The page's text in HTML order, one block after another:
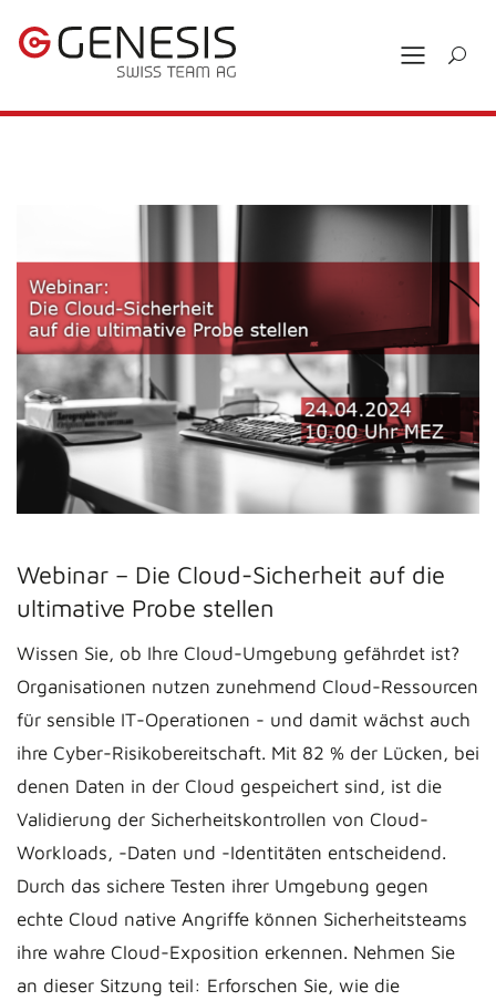
Webinar – Die Cloud-Sicherheit auf die
ultimative Probe stellen
Wissen Sie, ob Ihre Cloud-Umgebung gefährdet ist?
Organisationen nutzen zunehmend Cloud-Ressourcen
für sensible IT-Operationen - und damit wächst auch
ihre Cyber-Risikobereitschaft. Mit 82 % der Lücken, bei
denen Daten in der Cloud gespeichert sind, ist die
Validierung der Sicherheitskontrollen von Cloud-
Workloads, -Daten und -Identitäten entscheidend.
Durch das sichere Testen ihrer Umgebung gegen
echte Cloud native Angriffe können Sicherheitsteams
ihre wahre Cloud-Exposition erkennen. Nehmen Sie
an dieser Sitzung teil: Erforschen Sie, wie die